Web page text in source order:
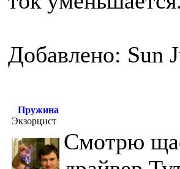
Добавлено: Sun
Пружина
Экзорцист
Смотрю